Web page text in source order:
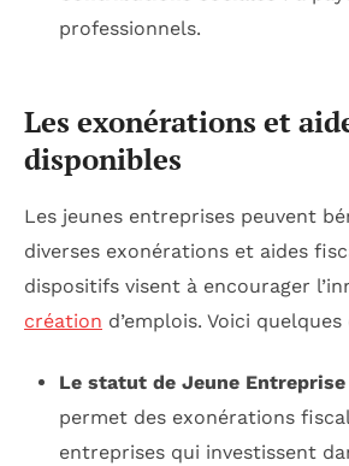
professionnels.
Les exonérations et
disponibles
Les jeunes entreprises peuvent
diverses exonérations et aides
dispositifs visent à encourager
création d’emplois. Voici
Le statut de Jeune
permet des exonérations
entreprises qui investissent